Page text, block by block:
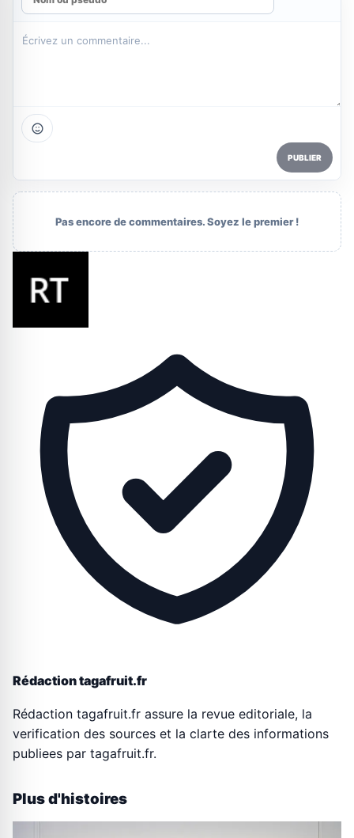
PUBLIER
Pas encore de commentaires. Soyez le premier !
Rédaction tagafruit.fr
Rédaction tagafruit.fr assure la revue editoriale, la
verification des sources et la clarte des informations
publiees par tagafruit.fr.
Plus d'histoires